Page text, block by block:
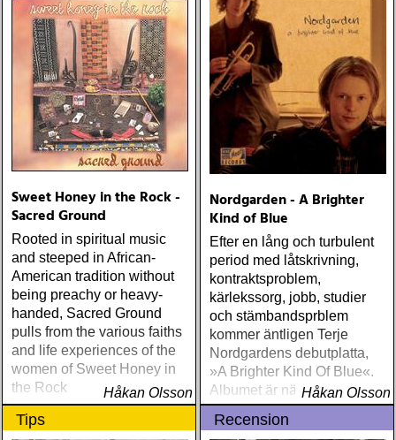
Sweet Honey in the Rock -
Sacred Ground
Rooted in spiritual music
and steeped in African-
American tradition without
being preachy or heavy-
handed, Sacred Ground
pulls from the various faiths
and life experiences of the
women of Sweet Honey in
the Rock
Håkan Olsson
Nordgarden - A Brighter
Kind of Blue
Efter en lång och turbulent
period med låtskrivning,
kontraktsproblem,
kärlekssorg, jobb, studier
och stämbandsprblem
kommer äntligen Terje
Nordgardens debutplatta,
»A Brighter Kind Of Blue«.
Albumet är nära, enkelt och
ärligt och handlar om
upplevelser och historier
Håkan Olsson
Tips Recension